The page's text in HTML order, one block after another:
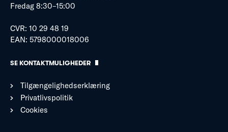
Fredag 8:30–15:00
CVR: 10 29 48 19
EAN: 5798000018006
SE KONTAKTMULIGHEDER
Tilgængelighedserklæring
Privatlivspolitik
Cookies